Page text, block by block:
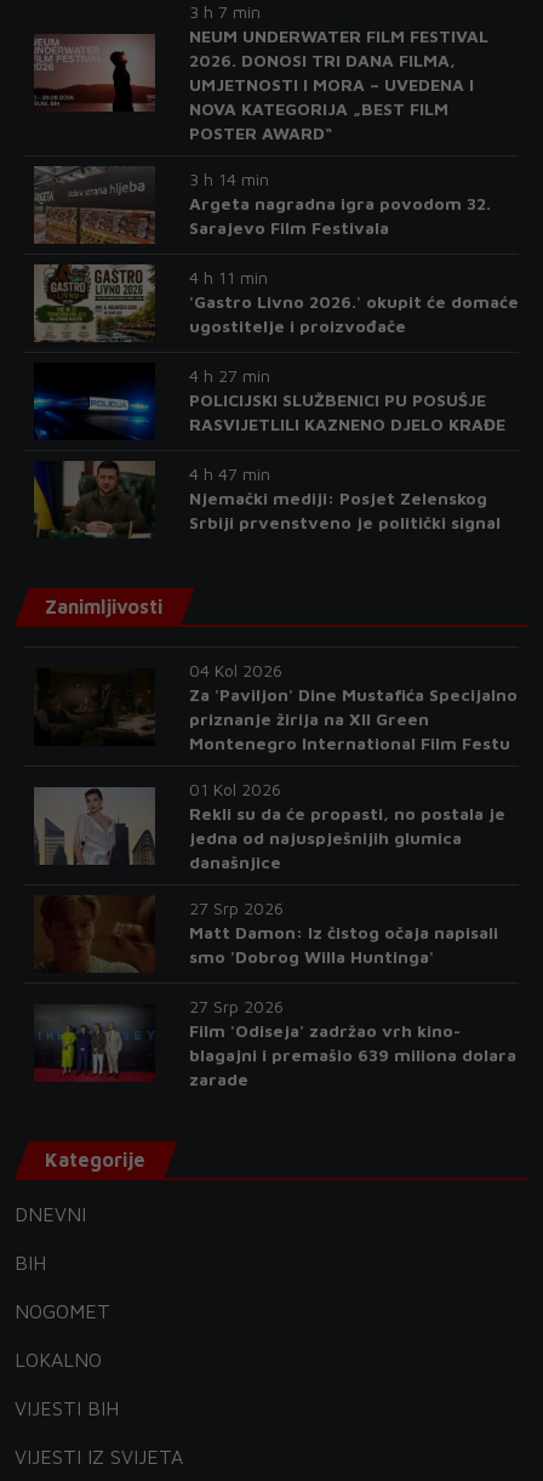
3 h 7 min
NEUM UNDERWATER FILM FESTIVAL
2026. DONOSI TRI DANA FILMA,
UMJETNOSTI I MORA – UVEDENA I
NOVA KATEGORIJA „BEST FILM
POSTER AWARD“
3 h 14 min
Argeta nagradna igra povodom 32.
Sarajevo Film Festivala
4 h 11 min
'Gastro Livno 2026.' okupit će domaće
ugostitelje i proizvođače
4 h 27 min
POLICIJSKI SLUŽBENICI PU POSUŠJE
RASVIJETLILI KAZNENO DJELO KRAĐE
4 h 47 min
Njemački mediji: Posjet Zelenskog
Srbiji prvenstveno je politički signal
Zanimljivosti
04 Kol 2026
Za 'Paviljon' Dine Mustafića Specijalno
priznanje žirija na XII Green
Montenegro International Film Festu
01 Kol 2026
Rekli su da će propasti, no postala je
jedna od najuspješnijih glumica
današnjice
27 Srp 2026
Matt Damon: Iz čistog očaja napisali
smo 'Dobrog Willa Huntinga'
27 Srp 2026
Film 'Odiseja' zadržao vrh kino-
blagajni i premašio 639 miliona dolara
zarade
Kategorije
DNEVNI
BIH
NOGOMET
LOKALNO
VIJESTI BIH
VIJESTI IZ SVIJETA